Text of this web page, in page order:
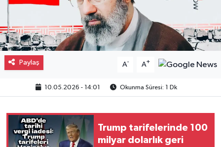
Paylaş A- A+
10.05.2026 - 14:01 Okunma Süresi: 1 Dk
Trump tarifelerinde 100
milyar dolarlık geri